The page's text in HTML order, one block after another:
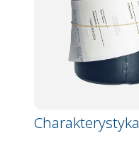
Charakterystyka